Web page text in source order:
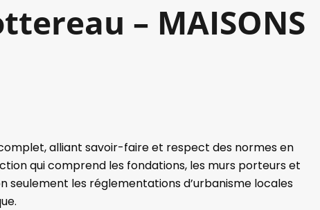
– MAISONS
complet, alliant savoir-faire et respect des normes en
qui comprend les fondations, les murs porteurs et
les réglementations d’urbanisme locales